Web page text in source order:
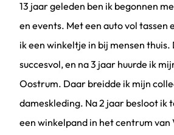
13 jaar geleden ben ik begonnen
en events. Met een auto vol tassen
ik een winkeltje in bij mensen thuis.
succesvol, en na 3 jaar huurde ik
Oostrum. Daar breidde ik mijn
dameskleding. Na 2 jaar besloot ik
een winkelpand in het centrum van